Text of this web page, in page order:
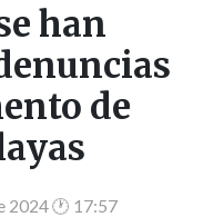
han
de
2024 🕐 17:57